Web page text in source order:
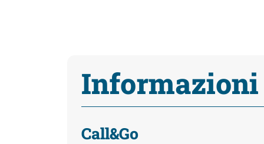
Informazioni
Call&Go